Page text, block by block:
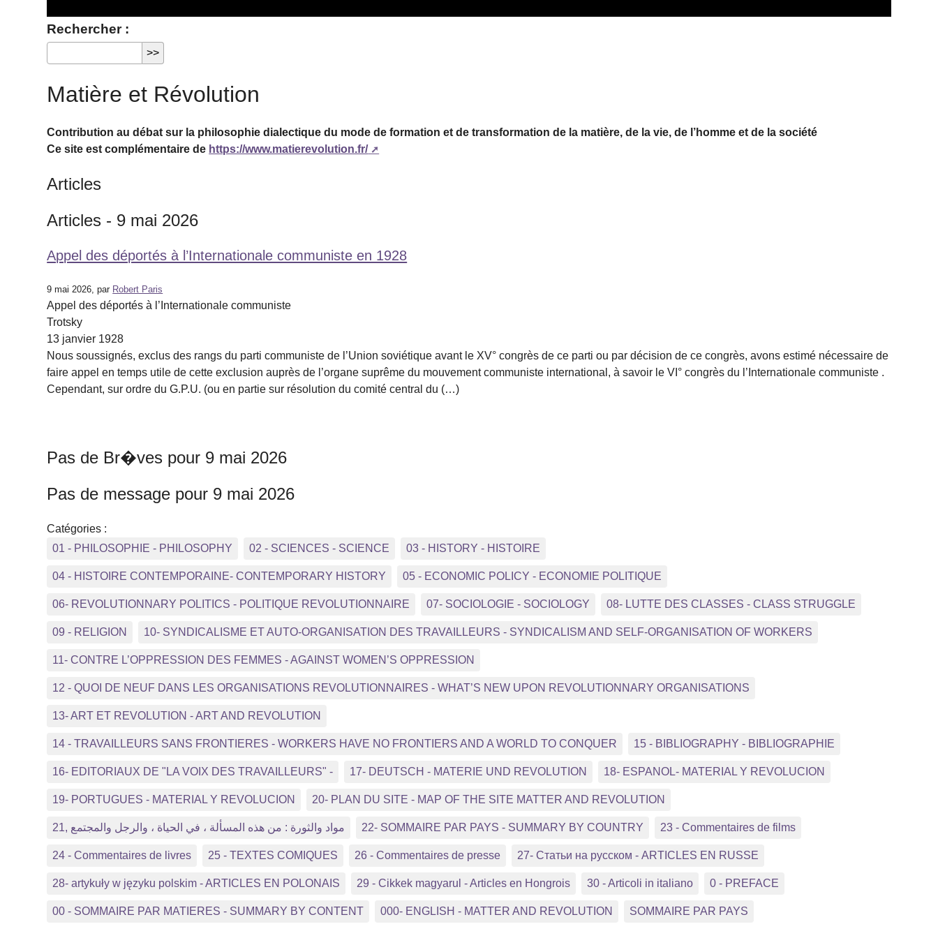
Rechercher :
Matière et Révolution
Contribution au débat sur la philosophie dialectique du mode de formation et de transformation de la matière, de la vie, de l’homme et de la société
Ce site est complémentaire de https://www.matierevolution.fr/
Articles
Articles - 9 mai 2026
Appel des déportés à l’Internationale communiste en 1928
9 mai 2026, par Robert Paris
Appel des déportés à l’Internationale communiste
Trotsky
13 janvier 1928
Nous soussignés, exclus des rangs du parti communiste de l’Union soviétique avant le XV° congrès de ce parti ou par décision de ce congrès, avons estimé nécessaire de
faire appel en temps utile de cette exclusion auprès de l’organe suprême du mouvement communiste international, à savoir le VI° congrès du l’Internationale communiste .
Cependant, sur ordre du G.P.U. (ou en partie sur résolution du comité central du (…)
Pas de Br�ves pour 9 mai 2026
Pas de message pour 9 mai 2026
Catégories :
01 - PHILOSOPHIE - PHILOSOPHY
02 - SCIENCES - SCIENCE 03 - HISTORY - HISTOIRE
04 - HISTOIRE CONTEMPORAINE- CONTEMPORARY HISTORY 05 - ECONOMIC POLICY - ECONOMIE POLITIQUE
06- REVOLUTIONNARY POLITICS - POLITIQUE REVOLUTIONNAIRE 07- SOCIOLOGIE - SOCIOLOGY 08- LUTTE DES CLASSES - CLASS STRUGGLE
09 - RELIGION 10- SYNDICALISME ET AUTO-ORGANISATION DES TRAVAILLEURS - SYNDICALISM AND SELF-ORGANISATION OF WORKERS
11- CONTRE L’OPPRESSION DES FEMMES - AGAINST WOMEN’S OPPRESSION
12 - QUOI DE NEUF DANS LES ORGANISATIONS REVOLUTIONNAIRES - WHAT’S NEW UPON REVOLUTIONNARY ORGANISATIONS
13- ART ET REVOLUTION - ART AND REVOLUTION
14 - TRAVAILLEURS SANS FRONTIERES - WORKERS HAVE NO FRONTIERS AND A WORLD TO CONQUER 15 - BIBLIOGRAPHY - BIBLIOGRAPHIE
16- EDITORIAUX DE "LA VOIX DES TRAVAILLEURS" - 17- DEUTSCH - MATERIE UND REVOLUTION 18- ESPANOL- MATERIAL Y REVOLUCION
19- PORTUGUES - MATERIAL Y REVOLUCION 20- PLAN DU SITE - MAP OF THE SITE MATTER AND REVOLUTION
21, مواد والثورة : من هذه المسألة ، في الحياة ، والرجل والمجتمع 22- SOMMAIRE PAR PAYS - SUMMARY BY COUNTRY 23 - Commentaires de films
24 - Commentaires de livres 25 - TEXTES COMIQUES 26 - Commentaires de presse 27- Статьи на русском - ARTICLES EN RUSSE
28- artykuły w języku polskim - ARTICLES EN POLONAIS 29 - Cikkek magyarul - Articles en Hongrois 30 - Articoli in italiano 0 - PREFACE
00 - SOMMAIRE PAR MATIERES - SUMMARY BY CONTENT 000- ENGLISH - MATTER AND REVOLUTION SOMMAIRE PAR PAYS